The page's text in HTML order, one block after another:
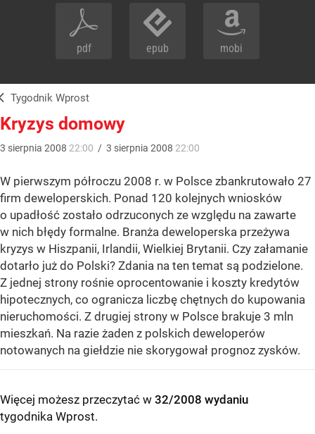
pdf epub mobi
Tygodnik Wprost
Kryzys domowy
3 sierpnia 2008 22:00 / 3 sierpnia 2008 22:00
W pierwszym półroczu 2008 r. w Polsce zbankrutowało 27
firm deweloperskich. Ponad 120 kolejnych wniosków
o upadłość zostało odrzuconych ze względu na zawarte
w nich błędy formalne. Branża deweloperska przeżywa
kryzys w Hiszpanii, Irlandii, Wielkiej Brytanii. Czy załamanie
dotarło już do Polski? Zdania na ten temat są podzielone.
Z jednej strony rośnie oprocentowanie i koszty kredytów
hipotecznych, co ogranicza liczbę chętnych do kupowania
nieruchomości. Z drugiej strony w Polsce brakuje 3 mln
mieszkań. Na razie żaden z polskich deweloperów
notowanych na giełdzie nie skorygował prognoz zysków.
Więcej możesz przeczytać w 32/2008 wydaniu
tygodnika Wprost.